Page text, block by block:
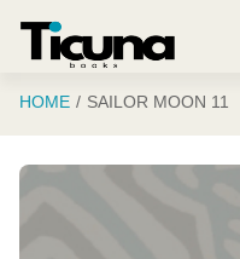
HOME SAILOR MOON 11